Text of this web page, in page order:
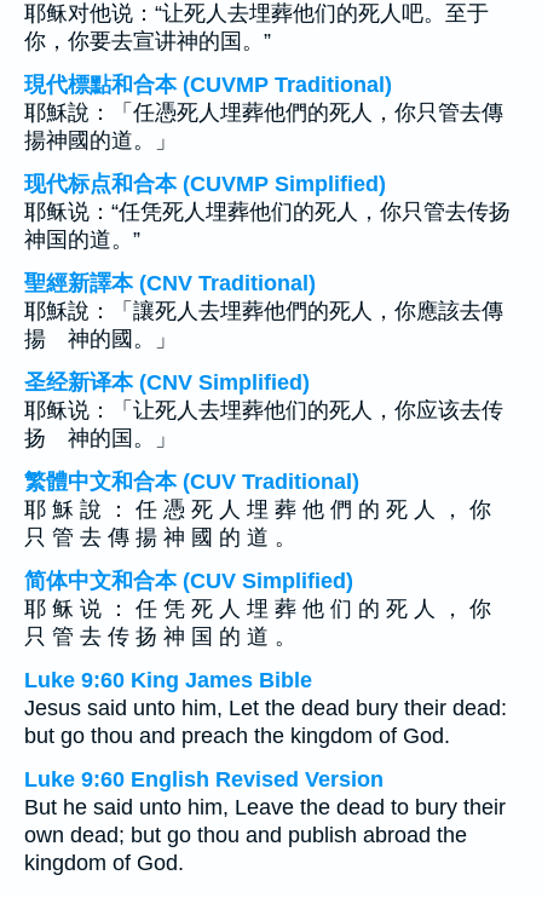
耶稣对他说：“让死人去埋葬他们的死人吧。至于
你，你要去宣讲神的国。”
現代標點和合本 (CUVMP Traditional)
耶穌說：「任憑死人埋葬他們的死人，你只管去傳
揚神國的道。」
现代标点和合本 (CUVMP Simplified)
耶稣说：“任凭死人埋葬他们的死人，你只管去传扬
神国的道。”
聖經新譯本 (CNV Traditional)
耶穌說：「讓死人去埋葬他們的死人，你應該去傳
揚 神的國。」
圣经新译本 (CNV Simplified)
耶稣说：「让死人去埋葬他们的死人，你应该去传
扬 神的国。」
繁體中文和合本 (CUV Traditional)
耶 穌 說 ： 任 憑 死 人 埋 葬 他 們 的 死 人 ， 你
只 管 去 傳 揚 神 國 的 道 。
简体中文和合本 (CUV Simplified)
耶 稣 说 ： 任 凭 死 人 埋 葬 他 们 的 死 人 ， 你
只 管 去 传 扬 神 国 的 道 。
Luke 9:60 King James Bible
Jesus said unto him, Let the dead bury their dead:
but go thou and preach the kingdom of God.
Luke 9:60 English Revised Version
But he said unto him, Leave the dead to bury their
own dead; but go thou and publish abroad the
kingdom of God.